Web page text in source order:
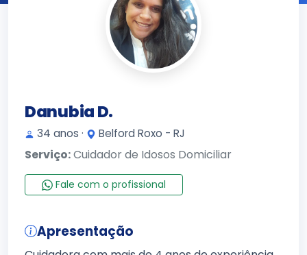
Danubia D.
34 anos · Belford Roxo - RJ
Serviço:Cuidador de Idosos Domiciliar
Fale com o profissional
Apresentação